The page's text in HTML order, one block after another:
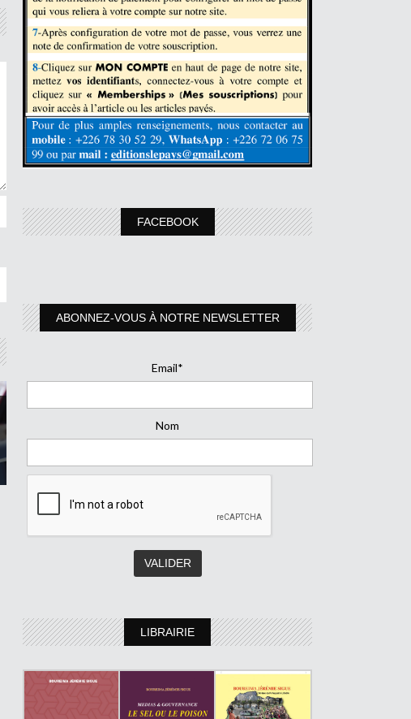
FACEBOOK
ABONNEZ-VOUS À NOTRE NEWSLETTER
Email*
Nom
LIBRAIRIE